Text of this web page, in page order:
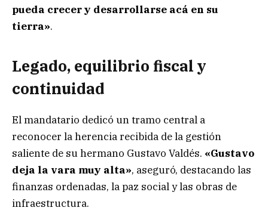
pueda crecer y desarrollarse acá en su
tierra».
Legado, equilibrio fiscal y
continuidad
El mandatario dedicó un tramo central a
reconocer la herencia recibida de la gestión
saliente de su hermano Gustavo Valdés. «Gustavo
deja la vara muy alta», aseguró, destacando las
finanzas ordenadas, la paz social y las obras de
infraestructura.